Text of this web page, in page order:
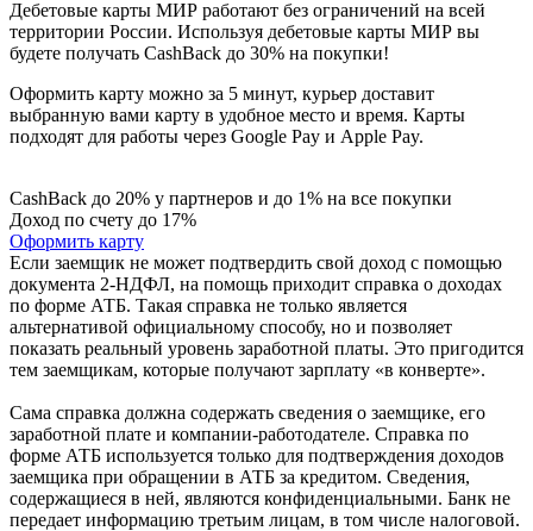
Дебетовые карты МИР работают без ограничений на всей
территории России. Используя дебетовые карты МИР вы
будете получать CashBack до 30% на покупки!
Оформить карту можно за 5 минут, курьер доставит
выбранную вами карту в удобное место и время. Карты
подходят для работы через Google Pay и Apple Pay.
CashBack до 20% у партнеров и до 1% на все покупки
Доход по счету до 17%
Оформить карту
Если заемщик не может подтвердить свой доход с помощью
документа 2-НДФЛ, на помощь приходит справка о доходах
по форме АТБ. Такая справка не только является
альтернативой официальному способу, но и позволяет
показать реальный уровень заработной платы. Это пригодится
тем заемщикам, которые получают зарплату «в конверте».
Сама справка должна содержать сведения о заемщике, его
заработной плате и компании-работодателе. Справка по
форме АТБ используется только для подтверждения доходов
заемщика при обращении в АТБ за кредитом. Сведения,
содержащиеся в ней, являются конфиденциальными. Банк не
передает информацию третьим лицам, в том числе налоговой.